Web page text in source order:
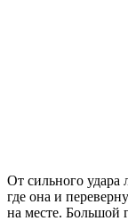
От сильного удара
где она и
на месте. Большой